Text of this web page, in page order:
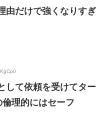
由だけで強くなりすぎ
して依頼を受けてター
理的にはセーフ